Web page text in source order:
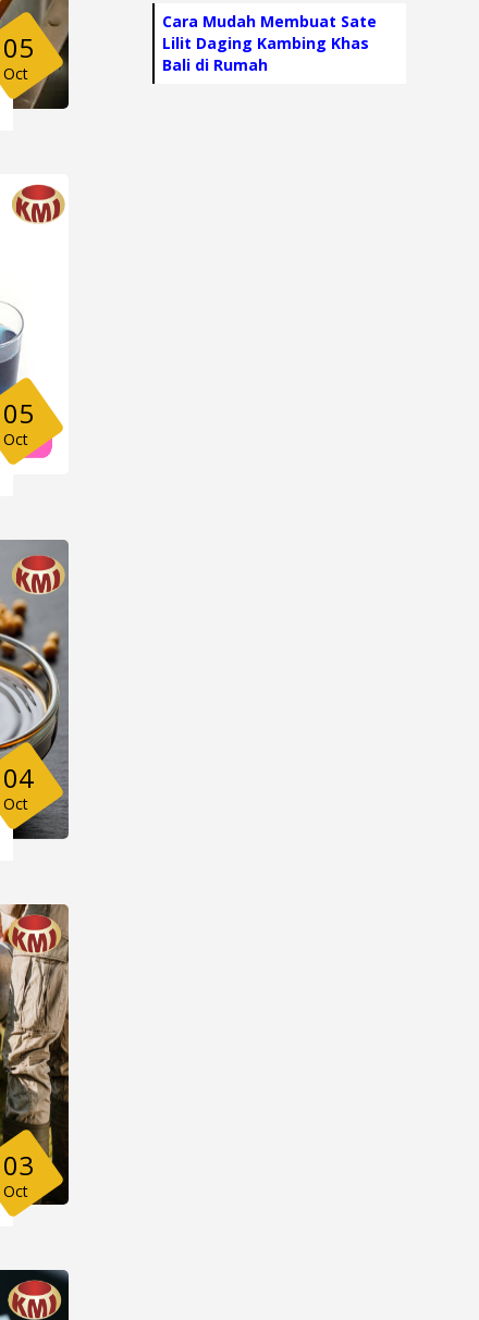
05
Oct
05
Oct
04
Oct
03
Oct
Cara Mudah Membuat Sate
Lilit Daging Kambing Khas
Bali di Rumah